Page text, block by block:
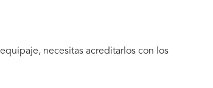
necesitas acreditarlos con los